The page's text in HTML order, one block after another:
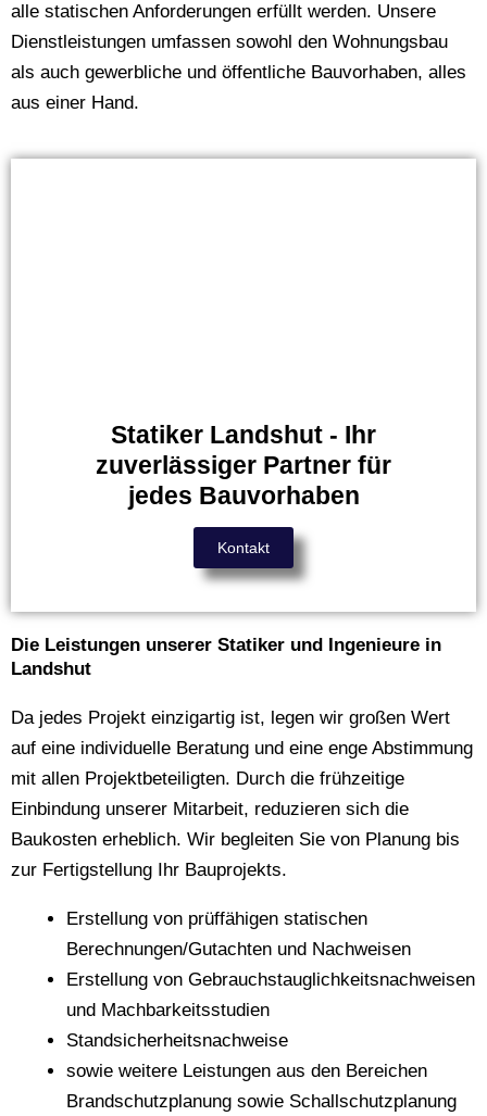
alle statischen Anforderungen erfüllt werden. Unsere
Dienstleistungen umfassen sowohl den Wohnungsbau
als auch gewerbliche und öffentliche Bauvorhaben, alles
aus einer Hand.
Statiker Landshut - Ihr
zuverlässiger Partner für
jedes Bauvorhaben
Kontakt
Die Leistungen unserer Statiker und Ingenieure in
Landshut
Da jedes Projekt einzigartig ist, legen wir großen Wert
auf eine individuelle Beratung und eine enge Abstimmung
mit allen Projektbeteiligten. Durch die frühzeitige
Einbindung unserer Mitarbeit, reduzieren sich die
Baukosten erheblich. Wir begleiten Sie von Planung bis
zur Fertigstellung Ihr Bauprojekts.
Erstellung von prüffähigen statischen
Berechnungen/Gutachten und Nachweisen
Erstellung von Gebrauchstauglichkeitsnachweisen
und Machbarkeitsstudien
Standsicherheitsnachweise
sowie weitere Leistungen aus den Bereichen
Brandschutzplanung sowie Schallschutzplanung